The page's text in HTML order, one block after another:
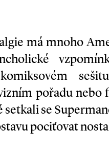
má mnoho
pořadu nebo
se
pociťovat